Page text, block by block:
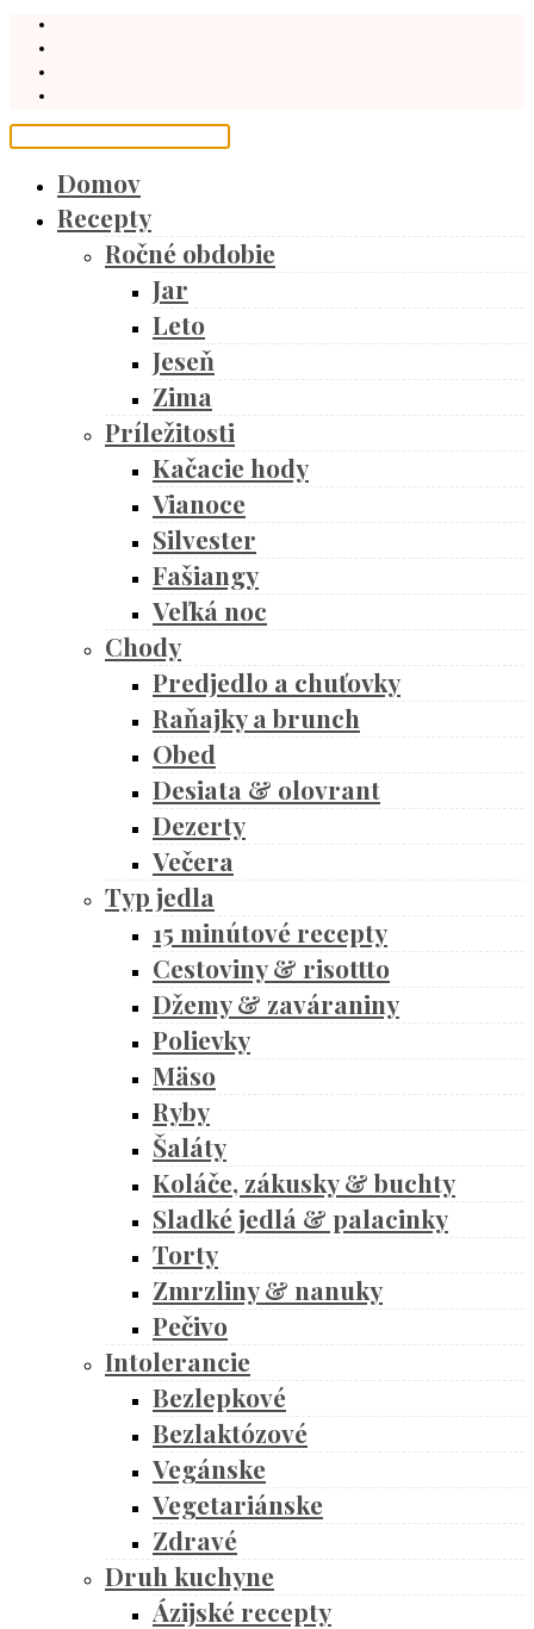
Domov
Recepty
Ročné obdobie
Jar
Leto
Jeseň
Zima
Príležitosti
Kačacie hody
Vianoce
Silvester
Fašiangy
Veľká noc
Chody
Predjedlo a chuťovky
Raňajky a brunch
Obed
Desiata & olovrant
Dezerty
Večera
Typ jedla
15 minútové recepty
Cestoviny & risottto
Džemy & zaváraniny
Polievky
Mäso
Ryby
Šaláty
Koláče, zákusky & buchty
Sladké jedlá & palacinky
Torty
Zmrzliny & nanuky
Pečivo
Intolerancie
Bezlepkové
Bezlaktózové
Vegánske
Vegetariánske
Zdravé
Druh kuchyne
Ázijské recepty